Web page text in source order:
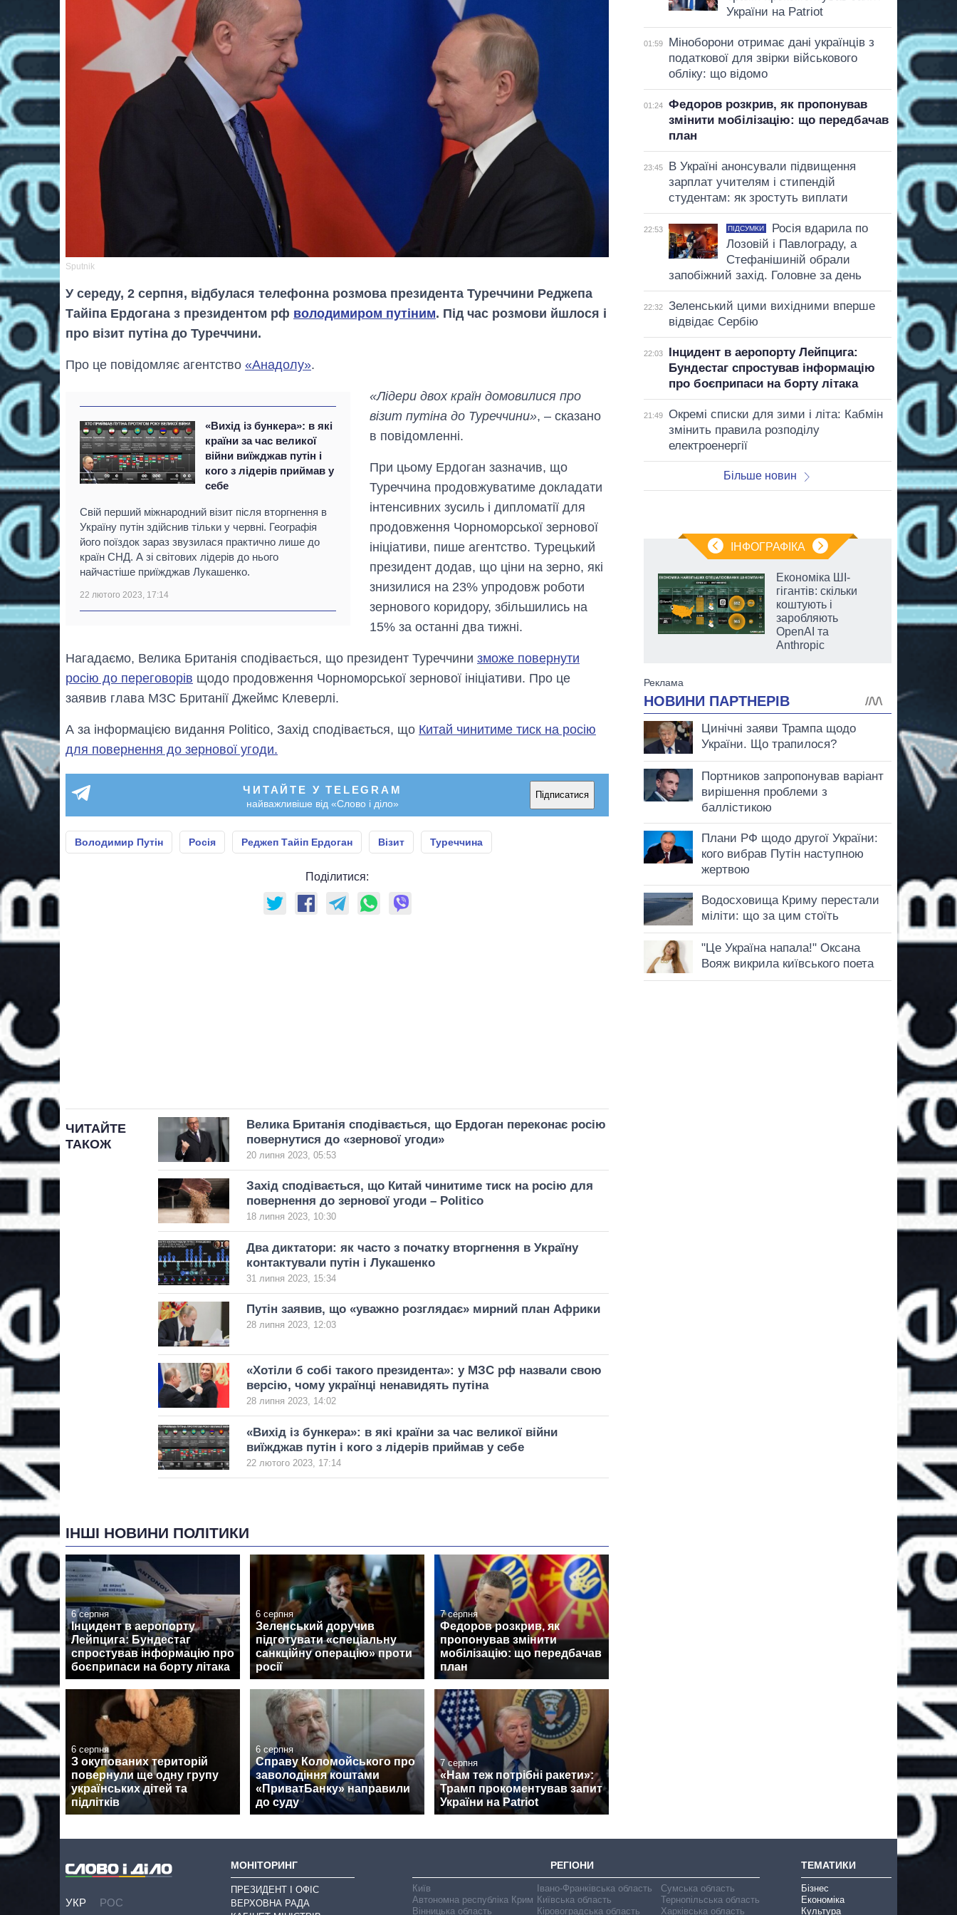
Sputnik
У середу, 2 серпня, відбулася телефонна розмова президента Туреччини Реджепа
Тайіпа Ердогана з президентом рф володимиром путіним. Під час розмови йшлося і
про візит путіна до Туреччини.
Про це повідомляє агентство «Анадолу».
«Вихід із бункера»: в які
країни за час великої
війни виїжджав путін і
кого з лідерів приймав у
себе
Свій перший міжнародний візит після вторгнення в
Україну путін здійснив тільки у червні. Географія
його поїздок зараз звузилася практично лише до
країн СНД. А зі світових лідерів до нього
найчастіше приїжджав Лукашенко.
22 лютого 2023, 17:14
«Лідери двох країн домовилися про
візит путіна до Туреччини», – сказано
в повідомленні.
При цьому Ердоган зазначив, що
Туреччина продовжуватиме докладати
інтенсивних зусиль і дипломатії для
продовження Чорноморської зернової
ініціативи, пише агентство. Турецький
президент додав, що ціни на зерно, які
знизилися на 23% упродовж роботи
зернового коридору, збільшились на
15% за останні два тижні.
Нагадаємо, Велика Британія сподівається, що президент Туреччини зможе повернути
росію до переговорів щодо продовження Чорноморської зернової ініціативи. Про це
заявив глава МЗС Британії Джеймс Клеверлі.
А за інформацією видання Politico, Захід сподівається, що Китай чинитиме тиск на росію
для повернення до зернової угоди.
ЧИТАЙТЕ У TELEGRAM
найважливіше від «Слово і діло»
Підписатися
Володимир Путін Росія Реджеп Тайіп Ердоган Візит Туреччина
Поділитися:
ЧИТАЙТЕ
ТАКОЖ
Велика Британія сподівається, що Ердоган переконає росію
повернутися до «зернової угоди»
20 липня 2023, 05:53
Захід сподівається, що Китай чинитиме тиск на росію для
повернення до зернової угоди – Politico
18 липня 2023, 10:30
Два диктатори: як часто з початку вторгнення в Україну
контактували путін і Лукашенко
31 липня 2023, 15:34
Путін заявив, що «уважно розглядає» мирний план Африки
28 липня 2023, 12:03
«Хотіли б собі такого президента»: у МЗС рф назвали свою
версію, чому українці ненавидять путіна
28 липня 2023, 14:02
«Вихід із бункера»: в які країни за час великої війни
виїжджав путін і кого з лідерів приймав у себе
22 лютого 2023, 17:14
ІНШІ НОВИНИ ПОЛІТИКИ
6 серпня
Інцидент в аеропорту
Лейпцига: Бундестаг
спростував інформацію про
боєприпаси на борту літака
6 серпня
Зеленський доручив
підготувати «спеціальну
санкційну операцію» проти
росії
7 серпня
Федоров розкрив, як
пропонував змінити
мобілізацію: що передбачав
план
6 серпня
З окупованих територій
повернули ще одну групу
українських дітей та
підлітків
6 серпня
Справу Коломойського про
заволодіння коштами
«ПриватБанку» направили
до суду
7 серпня
«Нам теж потрібні ракети»:
Трамп прокоментував запит
України на Patriot
України на Patriot
01:59
Міноборони отримає дані українців з
податкової для звірки військового
обліку: що відомо
01:24
Федоров розкрив, як пропонував
змінити мобілізацію: що передбачав
план
23:45
В Україні анонсували підвищення
зарплат учителям і стипендій
студентам: як зростуть виплати
22:53 ПІДСУМКИ
Росія вдарила по
Лозовій і Павлограду, а
Стефанішиній обрали
запобіжний захід. Головне за день
22:32
Зеленський цими вихідними вперше
відвідає Сербію
22:03
Інцидент в аеропорту Лейпцига:
Бундестаг спростував інформацію
про боєприпаси на борту літака
21:49
Окремі списки для зими і літа: Кабмін
змінить правила розподілу
електроенергії
Більше новин
ІНФОГРАФІКА
Як зросли тарифи
на холодну воду у
містах України на
Економіка ШІ-
гігантів: скільки
коштують і
заробляють
OpenAI та
Anthropic
УКР РОС
МОНІТОРИНГ
ПРЕЗИДЕНТ І ОФІС
ВЕРХОВНА РАДА
РЕГІОНИ
Київ
Автономна республіка Крим
Вінницька область
Івано-Франківська область
Київська область
Кіровоградська область
Сумська область
Тернопільська область
Харківська область
ТЕМАТИКИ
Бізнес
Економіка
Культура